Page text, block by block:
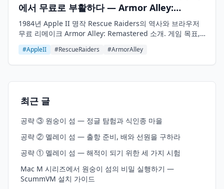
에서 무료로 부활하다 — Armor Alley:
Remastered
1984년 Apple II 명작 Rescue Raiders의 역사와 브라우저
무료 리메이크 Armor Alley: Remastered 소개. 게임 목표,
조작법, 전략 팁까지 완벽 정리.
#AppleII #RescueRaiders #ArmorAlley
최근 글
공략 ③ 원숭이 섬 — 정글 탐험과 식인종 마을
공략 ② 멜레이 섬 — 출항 준비, 배와 선원을 구하라
공략 ① 멜레이 섬 — 해적이 되기 위한 세 가지 시험
Mac M 시리즈에서 원숭이 섬의 비밀 실행하기 —
ScummVM 설치 가이드